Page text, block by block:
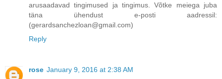
arusaadavad tingimused ja tingimus. Võtke meiega juba
täna ühendust e-posti aadressil:
(gerardsanchezloan@gmail.com)
Reply
rose January 9, 2016 at 2:38 AM